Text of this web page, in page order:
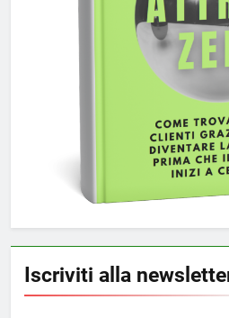
Iscriviti alla